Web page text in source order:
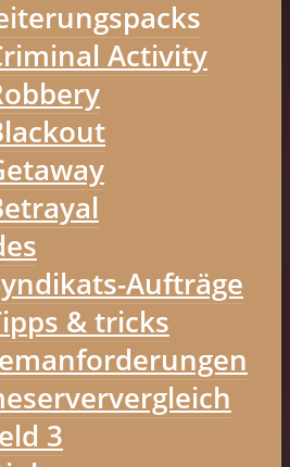
Activity
Aufträge
& tricks
3